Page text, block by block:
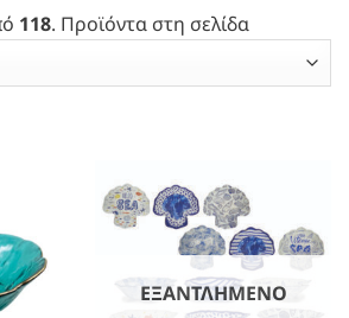
118. Προϊόντα στη σελίδα
ΕΞΑΝΤΛΗΜΈΝΟ